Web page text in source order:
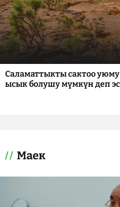
Саламаттыкты сактоо
ысык болушу мүмкүн деп
Маек